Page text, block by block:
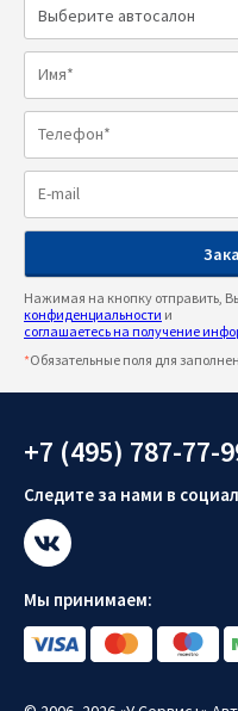
Нажимая на кнопку отправить,
конфиденциальности и
соглашаетесь на получение
*Обязательные поля для
+7 (495) 787-77-
Следите за нами в
Мы принимаем: